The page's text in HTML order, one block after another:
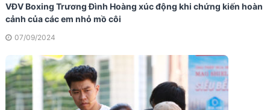
VĐV Boxing Trương Đình Hoàng xúc động khi chứng kiến hoàn
cảnh của các em nhỏ mồ côi
07/09/2024